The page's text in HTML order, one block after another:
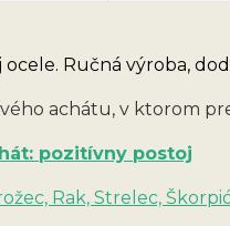
ocele. Ručná výroba,
achátu, v ktorom
pozitívny postoj
Rak, Strelec,